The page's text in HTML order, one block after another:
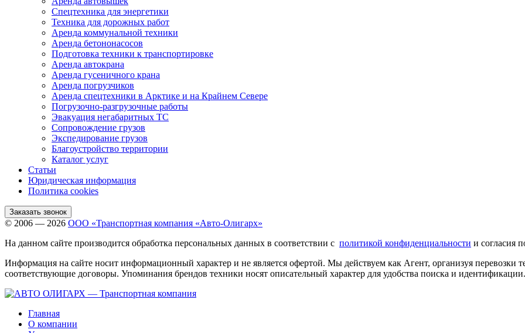
Спецтехника для энергетики
Техника для дорожных работ
Аренда коммунальной техники
Аренда бетононасосов
Подготовка техники к транспортировке
Аренда автокрана
Аренда гусеничного крана
Аренда погрузчиков
Аренда спецтехники в Арктике и на Крайнем Севере
Погрузочно-разгрузочные работы
Эвакуация негабаритных ТС
Сопровождение грузов
Экспедирование грузов
Благоустройство территории
Каталог услуг
Статьи
Юридическая информация
Политика cookies
Заказать звонок
© 2006 — 2026 ООО «Транспортная компания «Авто-Олигарх»
На данном сайте производится обработка персональных данных в соответствии с политикой конфиденциальности и согласия
Информация на сайте носит информационный характер и не является офертой. Мы действуем как Агент, организуя
соответствующие договоры. Упоминания брендов техники носят описательный характер для удобства поиска и
Главная
О компании